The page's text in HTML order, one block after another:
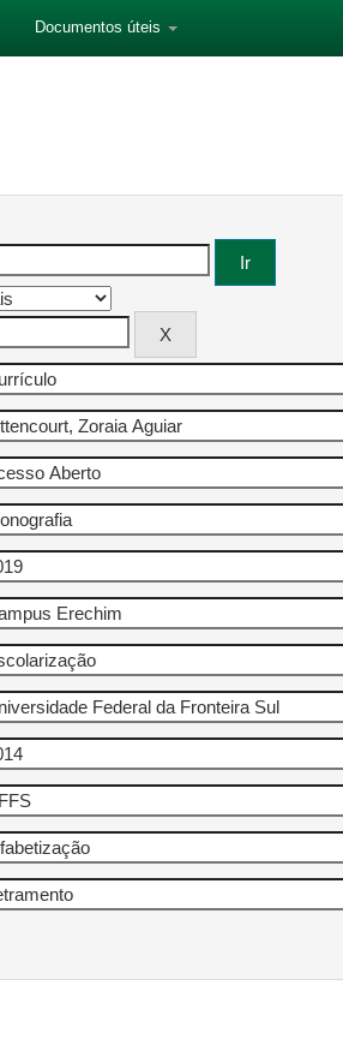
Documentos úteis